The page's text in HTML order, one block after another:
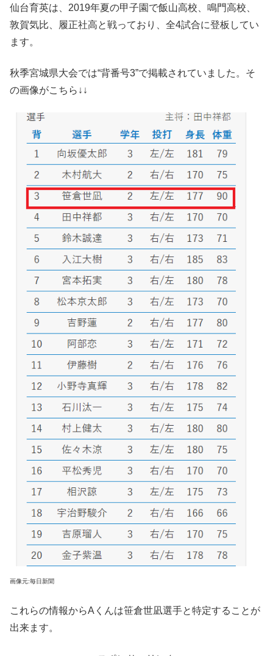
仙台育英は、2019年夏の甲子園で飯山高校、鳴門高校、
敦賀気比、履正社高と戦っており、全4試合に登板してい
ます。
秋季宮城県大会では“背番号3”で掲載されていました。そ
の画像がこちら↓↓
画像元:毎日新聞
これらの情報からAくんは笹倉世凪選手と特定することが
出来ます。